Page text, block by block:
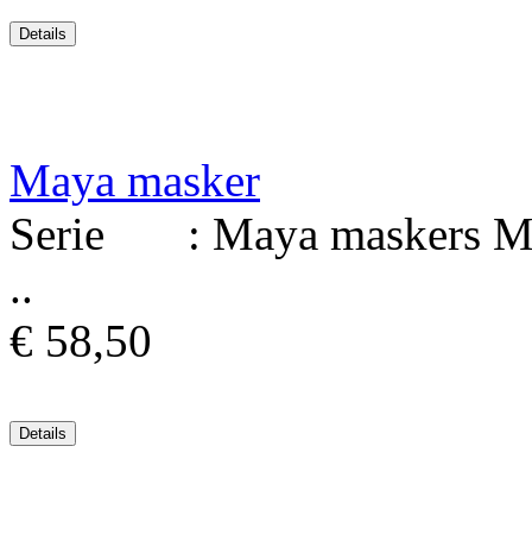
Maya masker
Serie : Maya maskers
..
€ 58,50